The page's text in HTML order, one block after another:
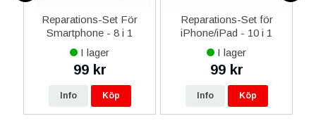
Reparations-Set För
Smartphone - 8 i 1
I lager
99 kr
Info Köp
Reparations-Set för
iPhone/iPad - 10 i 1
I lager
99 kr
Info Köp